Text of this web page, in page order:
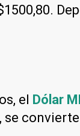
el Dólar